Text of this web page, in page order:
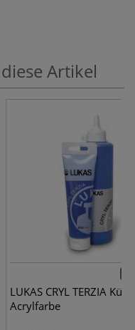
Artikel
LUKAS CRYL TERZIA
Acrylfarbe